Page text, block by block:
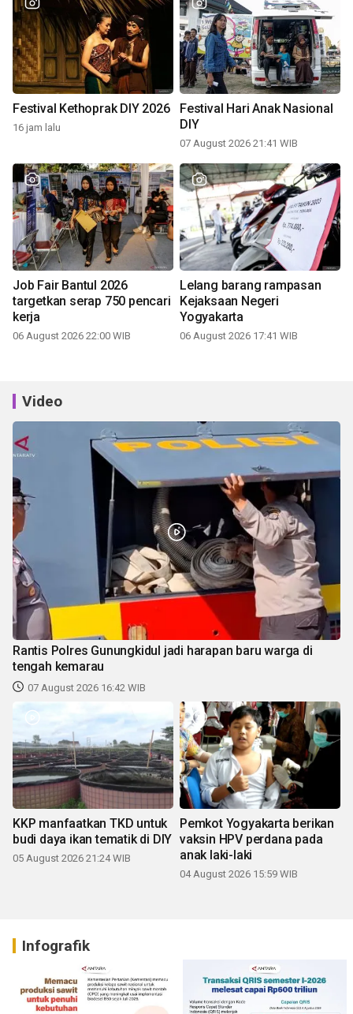
Festival Kethoprak DIY 2026
16 jam lalu
Festival Hari Anak Nasional
DIY
07 August 2026 21:41 WIB
Job Fair Bantul 2026
targetkan serap 750 pencari
kerja
06 August 2026 22:00 WIB
Lelang barang rampasan
Kejaksaan Negeri
Yogyakarta
06 August 2026 17:41 WIB
Video
Rantis Polres Gunungkidul jadi harapan baru warga di
tengah kemarau
07 August 2026 16:42 WIB
KKP manfaatkan TKD untuk
budi daya ikan tematik di DIY
05 August 2026 21:24 WIB
Pemkot Yogyakarta berikan
vaksin HPV perdana pada
anak laki-laki
04 August 2026 15:59 WIB
Infografik